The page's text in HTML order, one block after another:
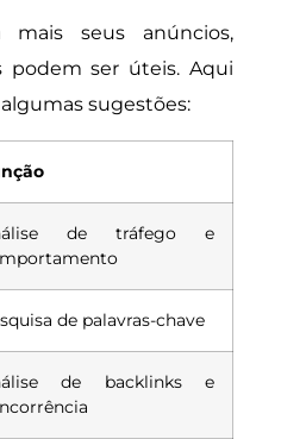
mais seus anúncios,
podem ser úteis. Aqui
sugestões:
de tráfego e
de palavras-chave
de backlinks e